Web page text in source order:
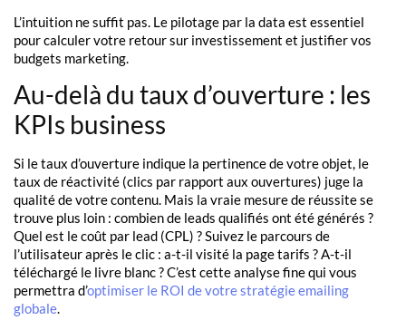
L’intuition ne suffit pas. Le pilotage par la data est essentiel
pour calculer votre retour sur investissement et justifier vos
budgets marketing.
Au-delà du taux d’ouverture : les
KPIs business
Si le taux d’ouverture indique la pertinence de votre objet, le
taux de réactivité (clics par rapport aux ouvertures) juge la
qualité de votre contenu. Mais la vraie mesure de réussite se
trouve plus loin : combien de leads qualifiés ont été générés ?
Quel est le coût par lead (CPL) ? Suivez le parcours de
l’utilisateur après le clic : a-t-il visité la page tarifs ? A-t-il
téléchargé le livre blanc ? C’est cette analyse fine qui vous
permettra d’optimiser le ROI de votre stratégie emailing
globale.